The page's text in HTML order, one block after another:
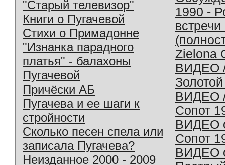
"Старый телевизор"
Книги о Пугачевой
Стихи о Примадонне
"Изнанка парадного
платья" - балахоны
Пугачевой
Причёски АБ
Пугачева и ее шаги к
стройности
Сколько песен спела или
записала Пугачева?
Неизданное 2000 - 2009
1990 -
Zielona
ВИДЕО
ВИДЕО
Сопот
ВИДЕО
Сопот
ВИДЕО